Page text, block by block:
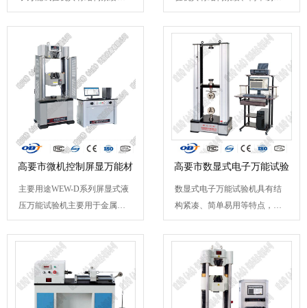
简单易用等特点，可应用于材...
等特点，可应用于材料的拉...
高要市微机控制屏显万能材
料
主要用途WEW-D系列屏显式液
压万能试验机主要用于金属材
料的拉伸、压缩、弯曲、剪切...
高要市数显式电子万能试验
机
数显式电子万能试验机具有结
构紧凑、简单易用等特点，可
应用于材料的拉伸、压缩...